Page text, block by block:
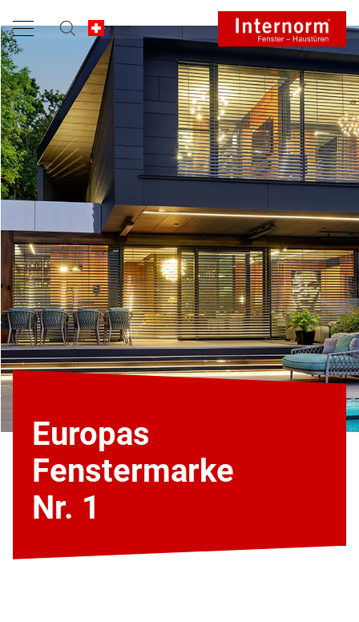
Europas
Fenstermarke
Nr. 1